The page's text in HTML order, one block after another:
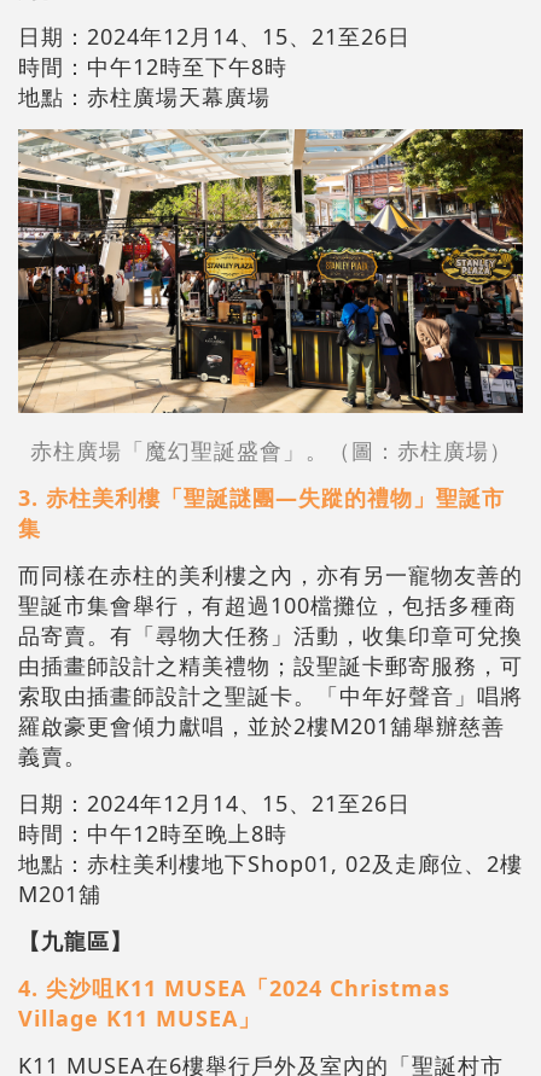
日期：2024年12月14、15、21至26日
時間：中午12時至下午8時
地點：赤柱廣場天幕廣場
赤柱廣場「魔幻聖誕盛會」。 （圖： 赤柱廣場 ）
3. 赤柱美利樓「聖誕謎團—失蹤的禮物」聖誕市
集
而同樣在赤柱的美利樓之內，亦有另一寵物友善的
聖誕市集會舉行，有超過100檔攤位，包括多種商
品寄賣。有「尋物大任務」活動，收集印章可兌換
由插畫師設計之精美禮物；設聖誕卡郵寄服務，可
索取由插畫師設計之聖誕卡。「中年好聲音」唱將
羅啟豪更會傾力獻唱，並於2樓M201舖舉辦慈善
義賣。
日期：2024年12月14、15、21至26日
時間：中午12時至晚上8時
地點：赤柱美利樓地下Shop01, 02及走廊位、2樓
M201舖
【九龍區】
4. 尖沙咀K11 MUSEA「2024 Christmas
Village K11 MUSEA」
K11 MUSEA在6樓舉行戶外及室內的「聖誕村市